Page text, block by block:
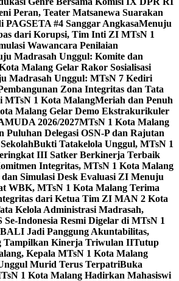
Peran, Teater Matsanewa Suarakan
PAGSETA #4 Sanggar AngkasaMenuju
dari Korupsi, Tim Inti ZI MTsN 1
Wawancara Penilaian
Madrasah Unggul: Komite dan
Malang Gelar Rakor Sosialisasi
Madrasah Unggul: MTsN 7 Kediri
Zona Integritas dan Tata
MTsN 1 Kota MalangMeriah dan Penuh
Malang Gelar Demo Ekstrakurikuler
2026/2027MTsN 1 Kota Malang
Puluhan Delegasi OSN-P dan Rajutan
Bukti Tatakelola Unggul, MTsN 1
III Satker Berkinerja Terbaik
Integritas, MTsN 1 Kota Malang
Simulasi Desk Evaluasi ZI Menuju
WBK, MTsN 1 Kota Malang Terima
dari Ketua Tim ZI MAN 2 Kota
Kelola Administrasi Madrasah,
Indonesia Resmi Digelar di MTsN 1
Jadi Panggung Akuntabilitas,
Tampilkan Kinerja Triwulan IITutup
Kepala MTsN 1 Kota Malang
Murid Terus TerpatriBuka
1 Kota Malang Hadirkan Mahasiswi